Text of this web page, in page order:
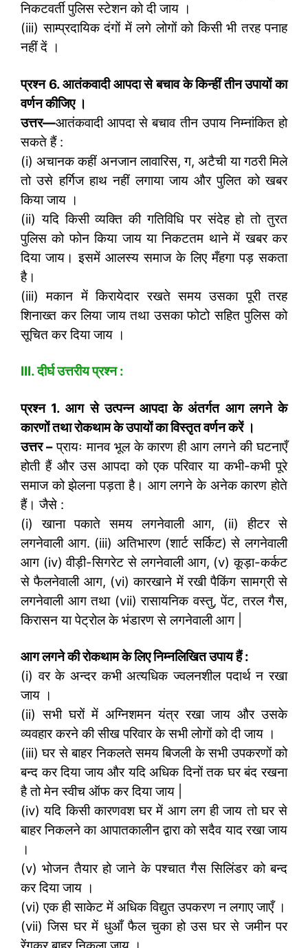
निकटवर्ती पुलिस स्टेशन को दी जाय ।
(iii) साम्प्रदायिक दंगों में लगे लोगों को किसी भी तरह पनाह
नहीं दें ।
प्रश्न 6. आतंकवादी आपदा से बचाव के किन्हीं तीन उपायों का
वर्णन कीजिए ।
उत्तर—आतंकवादी आपदा से बचाव तीन उपाय निम्नांकित हो
सकते हैं :
(i) अचानक कहीं अनजान लावारिस, ग, अटैची या गठरी मिले
तो उसे हर्गिजहाथ नहीं लगाया जाय और पुलित को खबर
किया जाय ।
(ii) यदि किसी व्यक्ति की गतिविधि पर संदेह हो तो तुरत
पुलिस को फोन किया जाय या निकटतम थाने में खबर कर
दिया जाय। इसमें आलस्य समाज के लिए मँहगा पड़ सकता
है।
(iii) मकान में किरायेदार रखते समय उसका पूरी तरह
शिनाख्त कर लिया जाय तथा उसका फोटो सहित पुलिस को
सूचित कर दिया जाय ।
III. दीर्घ उत्तरीय प्रश्न :
प्रश्न 1. आग से उत्पन्न आपदा के अंतर्गत आग लगने के
कारणों तथा रोकथाम के उपायों का विस्तृत वर्णन करें ।
उत्तर–प्रायः मानव भूल के कारण ही आग लगने की घटनाएँ
होती हैं और उस आपदा को एक परिवार या कभी-कभी पूरे
समाज को झेलना पड़ता है। आग लगने के अनेक कारण होते
हैं। जैसे :
(i) खाना पकाते समय लगनेवाली आग, (ii) हीटर से
लगनेवाली आग. (iii) अतिभारण (शार्ट सर्किट) से लगनेवाली
आग (iv) वीड़ी-सिगरेट से लगनेवाली आग, (v) कूड़ा-कर्कट
से फैलनेवाली आग, (vi) कारखाने में रखी पैकिंग सामग्री से
लगनेवाली आग तथा (vii) रासायनिक वस्तु, पेंट, तरल गैस,
किरासन या पेट्रोल के भंडारण से लगनेवाली आग |
आग लगने की रोकथाम के लिए निम्नलिखित उपाय हैं :
(i) वर के अन्दर कभी अत्यधिक ज्वलनशील पदार्थ न रखा
जाय ।
(ii) सभी घरों में अग्निशमन यंत्र रखा जाय और उसके
व्यवहार करने की सीख परिवार के सभी लोगों को दी जाय ।
(iii) घर से बाहर निकलते समय बिजली के सभी उपकरणों को
बन्द कर दिया जाय और यदि अधिक दिनों तक घर बंद रखना
है तो मेन स्वीच ऑफ कर दिया जाय |
(iv) यदि किसी कारणवश घर में आग लग ही जाय तो घर से
बाहर निकलने का आपातकालीन द्वारा को सदैव याद रखा जाय
।
(v) भोजन तैयार हो जाने के पश्चात गैस सिलिंडर को बन्द
कर दिया जाय ।
(vi) एक ही साकेट में अधिक विद्युत उपकरण न लगाए जाएँ ।
(vii) जिस घर में धुआँ फैल चुका हो उस घर से जमीन पर